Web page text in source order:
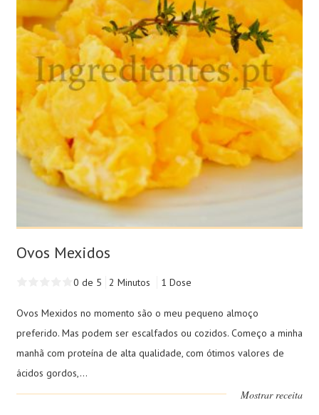
Ovos Mexidos
0 de 5 2 Minutos 1 Dose
Ovos Mexidos no momento são o meu pequeno almoço
preferido. Mas podem ser escalfados ou cozidos. Começo a minha
manhã com proteína de alta qualidade, com ótimos valores de
ácidos gordos,...
Mostrar receita